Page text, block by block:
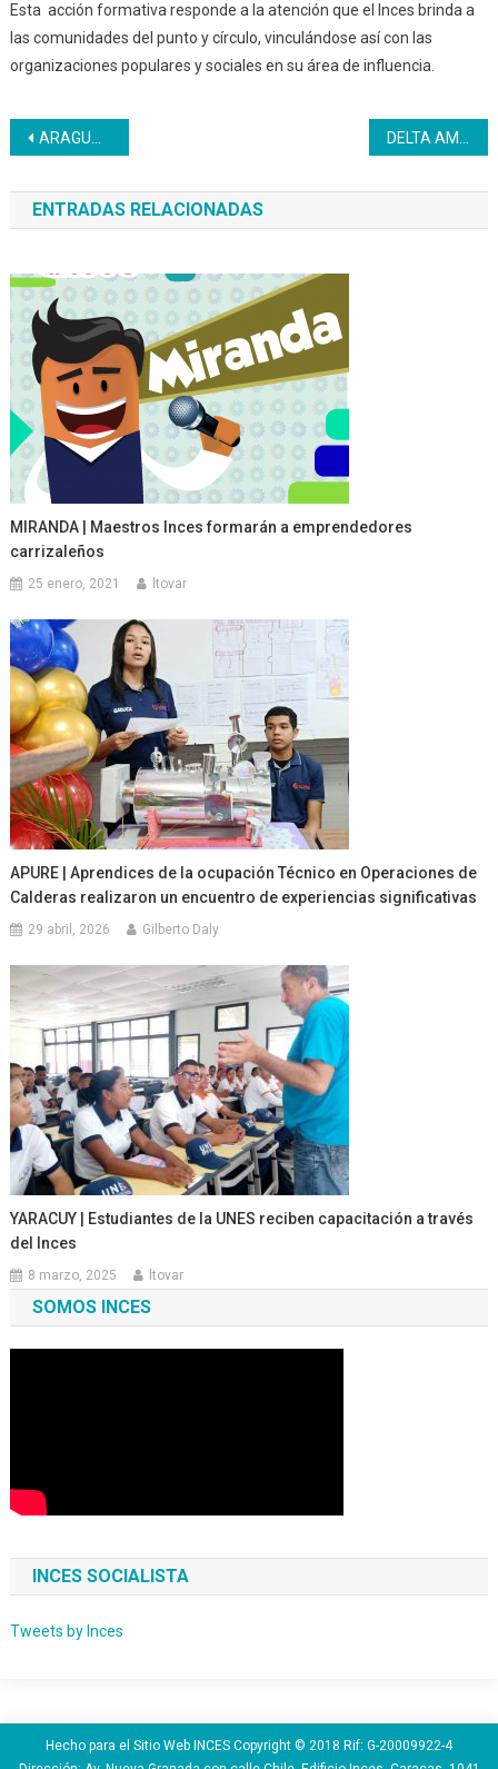
Esta acción formativa responde a la atención que el Inces brinda a
las comunidades del punto y círculo, vinculándose así con las
organizaciones populares y sociales en su área de influencia.
Navegación
de
entradas
ARAGUA | La formación Inces no se detiene aun en pandemia DELTA AMACURO| La formación llega a las comunidades con el curso Barbería y Peluquería
ENTRADAS RELACIONADAS
MIRANDA | Maestros Inces formarán a emprendedores
carrizaleños
25 enero, 2021 ltovar
APURE | Aprendices de la ocupación Técnico en Operaciones de
Calderas realizaron un encuentro de experiencias significativas
29 abril, 2026 Gilberto Daly
YARACUY | Estudiantes de la UNES reciben capacitación a través
del Inces
8 marzo, 2025 ltovar
SOMOS INCES
INCES SOCIALISTA
Tweets by Inces
Hecho para el Sitio Web INCES Copyright © 2018 Rif: G-20009922-4